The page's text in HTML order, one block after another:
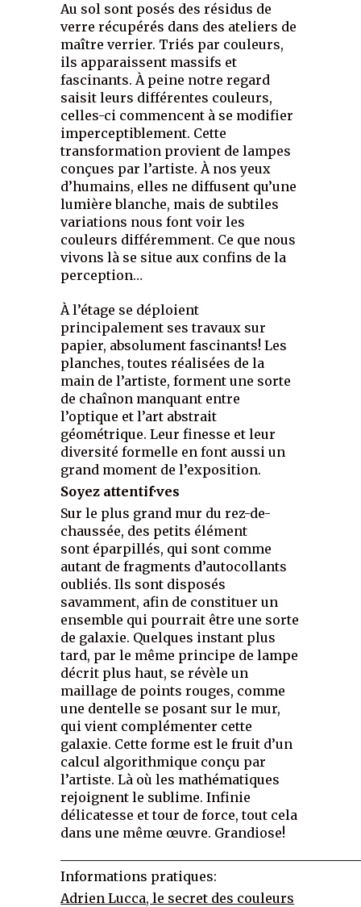
Au sol sont posés des résidus de
verre récupérés dans des ateliers de
maître verrier. Triés par couleurs,
ils apparaissent massifs et
fascinants. À peine notre regard
saisit leurs différentes couleurs,
celles-ci commencent à se modifier
imperceptiblement. Cette
transformation provient de lampes
conçues par l’artiste. À nos yeux
d’humains, elles ne diffusent qu’une
lumière blanche, mais de subtiles
variations nous font voir les
couleurs différemment. Ce que nous
vivons là se situe aux confins de la
perception…
À l’étage se déploient
principalement ses travaux sur
papier, absolument fascinants! Les
planches, toutes réalisées de la
main de l’artiste, forment une sorte
de chaînon manquant entre
l’optique et l’art abstrait
géométrique. Leur finesse et leur
diversité formelle en font aussi un
grand moment de l’exposition.
Soyez attentif·ves
Sur le plus grand mur du rez-de-
chaussée, des petits élément
sont éparpillés, qui sont comme
autant de fragments d’autocollants
oubliés. Ils sont disposés
savamment, afin de constituer un
ensemble qui pourrait être une sorte
de galaxie. Quelques instant plus
tard, par le même principe de lampe
décrit plus haut, se révèle un
maillage de points rouges, comme
une dentelle se posant sur le mur,
qui vient complémenter cette
galaxie. Cette forme est le fruit d’un
calcul algorithmique conçu par
l’artiste. Là où les mathématiques
rejoignent le sublime. Infinie
délicatesse et tour de force, tout cela
dans une même œuvre. Grandiose!
Informations pratiques:
Adrien Lucca, le secret des couleurs